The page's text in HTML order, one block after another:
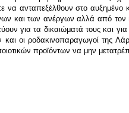
να ανταπεξέλθουν στο
και των ανέργων αλλά από τον
για τα δικαιώματά τους και
και οι ροδακινοπαραγωγοί της
προϊόντων να μην